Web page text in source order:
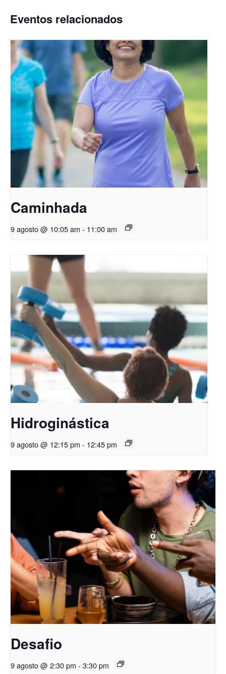
Eventos relacionados
Caminhada
9 agosto @ 10:05 am - 11:00 am
Hidroginástica
9 agosto @ 12:15 pm - 12:45 pm
Desafio
9 agosto @ 2:30 pm - 3:30 pm